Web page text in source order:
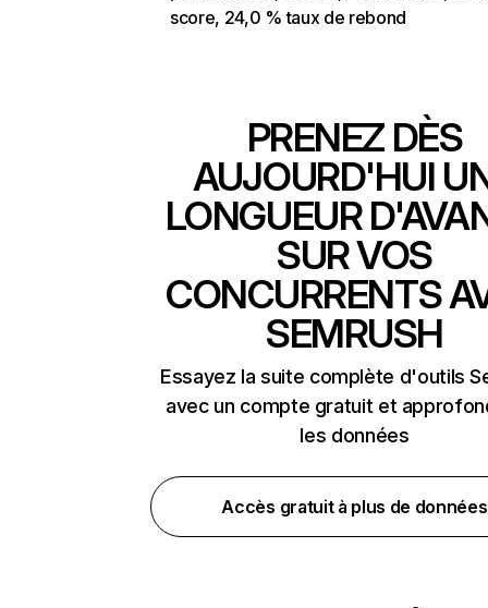
score, 24,0 % taux de rebond
PRENEZ DÈS
AUJOURD'HUI
LONGUEUR
SUR VOS
CONCURRENTS
SEMRUSH
Essayez la suite complète d'outils
avec un compte gratuit et
les données
Accès gratuit à plus de données